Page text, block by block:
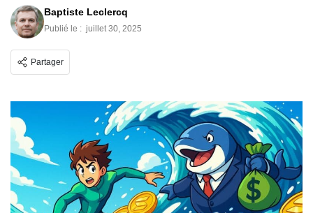
Baptiste Leclercq
Publié le : juillet 30, 2025
Partager